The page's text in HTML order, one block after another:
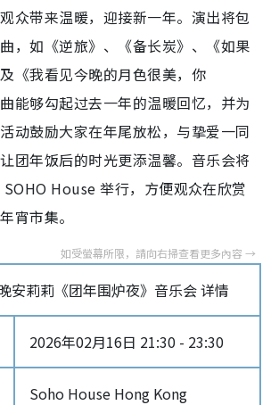
众带来温暖，迎接新一年。演出将包
，如《逆旅》、《备长炭》、《如果
《我看见今晚的月色很美，你
能够勾起过去一年的温暖回忆，并为
动鼓励大家在年尾放松，与挚爱一同
团年饭后的时光更添温馨。音乐会将
House 举行，方便观众在欣赏
宵市集。
安莉莉《团年围炉夜》音乐会 详情
2026年02月16日 21:30 - 23:30
Soho House Hong Kong